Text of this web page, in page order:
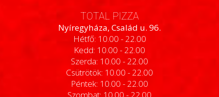
TOTAL PIZZA
Nyíregyháza, Család u. 96.
Hétfő: 10.00 - 22.00
Kedd: 10.00 - 22.00
Szerda: 10.00 - 22.00
Csütrötök: 10.00 - 22.00
Péntek: 10.00 - 22.00
Szombat: 10.00 - 22.00